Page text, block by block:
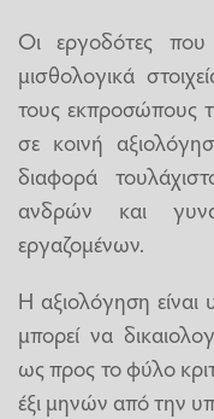
Οι εργοδότες
μισθολογικά
τους εκπροσώπους
σε κοινή
διαφορά
ανδρών και
εργαζομένων.
Η αξιολόγηση
μπορεί να
ως προς το φύλο
έξι μηνών από την